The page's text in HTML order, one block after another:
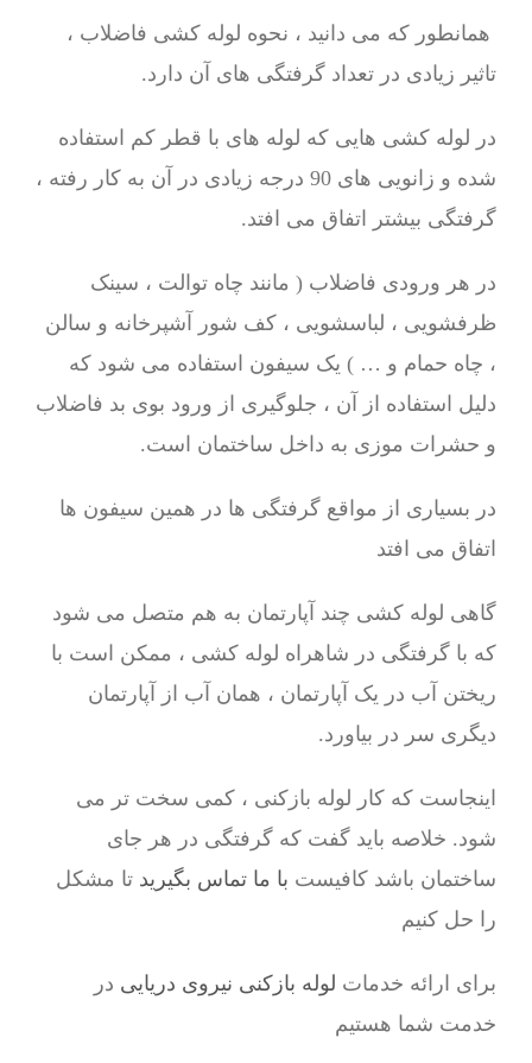
همانطور که می دانید ، نحوه لوله کشی فاضلاب ،
تاثیر زیادی در تعداد گرفتگی های آن دارد.
در لوله کشی هایی که لوله های با قطر کم استفاده
شده و زانویی های 90 درجه زیادی در آن به کار رفته ،
گرفتگی بیشتر اتفاق می افتد.
در هر ورودی فاضلاب ( مانند چاه توالت ، سینک
ظرفشویی ، لباسشویی ، کف شور آشپرخانه و سالن
، چاه حمام و … ) یک سیفون استفاده می شود که
دلیل استفاده از آن ، جلوگیری از ورود بوی بد فاضلاب
و حشرات موزی به داخل ساختمان است.
در بسیاری از مواقع گرفتگی ها در همین سیفون ها
اتفاق می افتد
گاهی لوله کشی چند آپارتمان به هم متصل می شود
که با گرفتگی در شاهراه لوله کشی ، ممکن است با
ریختن آب در یک آپارتمان ، همان آب از آپارتمان
دیگری سر در بیاورد.
اینجاست که کار لوله بازکنی ، کمی سخت تر می
شود. خلاصه باید گفت که گرفتگی در هر جای
ساختمان باشد کافیست با ما تماس بگیرید تا مشکل
را حل کنیم
برای ارائه خدمات لوله بازکنی نیروی دریایی در
خدمت شما هستیم